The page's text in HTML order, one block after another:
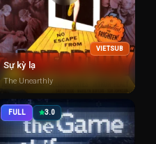
VIETSUB
Sự kỳ lạ
The Unearthly
FULL 3.0